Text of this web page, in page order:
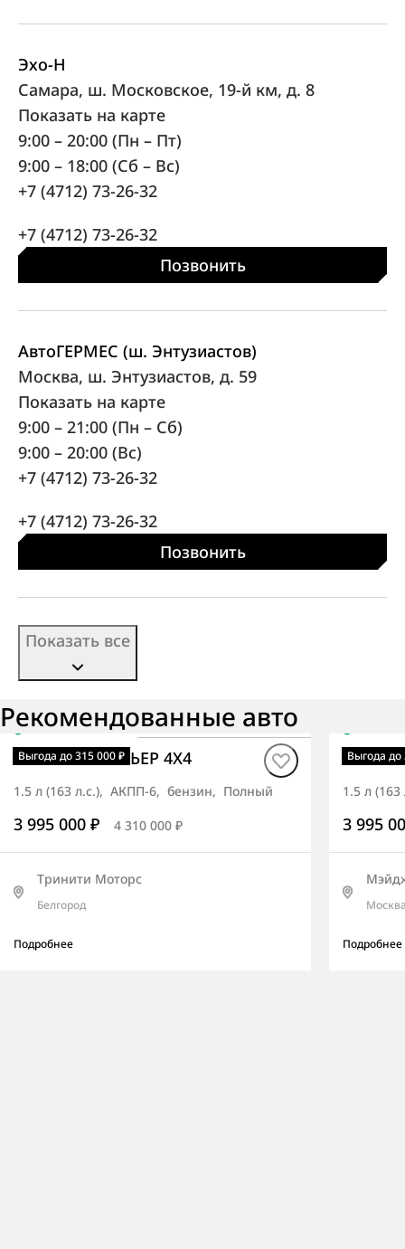
Эхо-Н
Самара, ш. Московское, 19-й км, д. 8
Показать на карте
9:00 – 20:00 (Пн – Пт)
9:00 – 18:00 (Сб – Вс)
+7 (4712) 73-26-32
+7 (4712) 73-26-32
Позвонить
АвтоГЕРМЕС (ш. Энтузиастов)
Москва, ш. Энтузиастов, д. 59
Показать на карте
9:00 – 21:00 (Пн – Сб)
9:00 – 20:00 (Вс)
+7 (4712) 73-26-32
+7 (4712) 73-26-32
Позвонить
Показать все
Рекомендованные авто
Выгода до 315 000 ₽
В наличии·авто
Korando ПРЕМЬЕР 4X4
1.5 л (163 л.с.), АКПП-6, бензин, Полный
3 995 000 ₽ 4 310 000 ₽
Тринити Моторс
Белгород
Подробнее
Выгода до
1.5 л
3 995
Подробнее